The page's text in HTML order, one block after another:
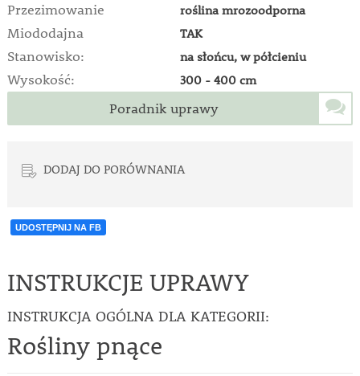
Przezimowanie roślina mrozoodporna
Miododajna TAK
Stanowisko: na słońcu, w półcieniu
Wysokość: 300 - 400 cm
Poradnik uprawy
DODAJ DO PORÓWNANIA
UDOSTĘPNIJ NA FB
INSTRUKCJE UPRAWY
INSTRUKCJA OGÓLNA DLA KATEGORII:
Rośliny pnące